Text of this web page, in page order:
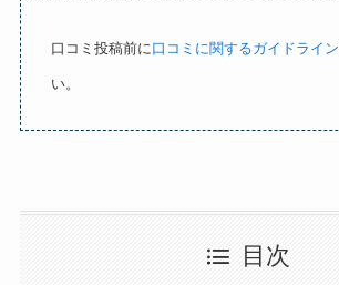
5
口コミ投稿前に口コミに関するガイドライン
い。
目次